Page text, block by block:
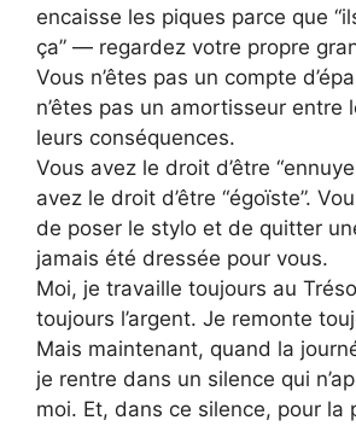
encaisse les piques parce que
ça” — regardez votre propre
Vous n’êtes pas un compte
n’êtes pas un amortisseur entre
leurs conséquences.
Vous avez le droit d’être
avez le droit d’être “égoïste”.
de poser le stylo et de quitter
jamais été dressée pour vous.
Moi, je travaille toujours au
toujours l’argent. Je remonte
Mais maintenant, quand la
je rentre dans un silence qui
moi. Et, dans ce silence, pour la